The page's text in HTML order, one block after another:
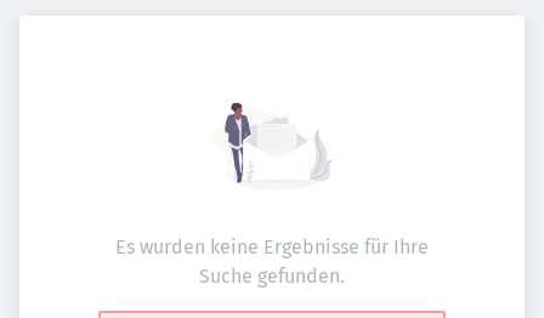
Es wurden keine Ergebnisse für Ihre
Suche gefunden.